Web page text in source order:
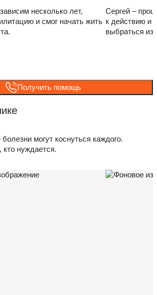
несколько лет,
и смог начать жить
Сергей –
к действию и
выбраться из
Получить помощь
могут коснуться каждого.
нуждается.